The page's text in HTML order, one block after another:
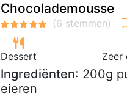
Chocolademousse
Dessert Zeer
Ingrediënten: 200g
eieren